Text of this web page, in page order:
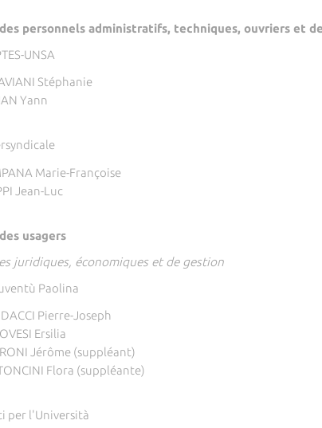
personnels administratifs, techniques, ouvriers et
UNSA
Stéphanie
Yann
Marie-Françoise
Jean-Luc
usagers
juridiques, économiques et de gestion
Paolina
Pierre-Joseph
Ersilia
Jérôme (suppléant)
Flora (suppléante)
per l'Università